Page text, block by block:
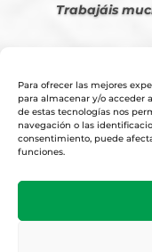
Para ofrecer las mejores
para almacenar y/o acceder
de estas tecnologías nos
navegación o las
consentimiento, puede
funciones.
Trabajáis
Diseño y